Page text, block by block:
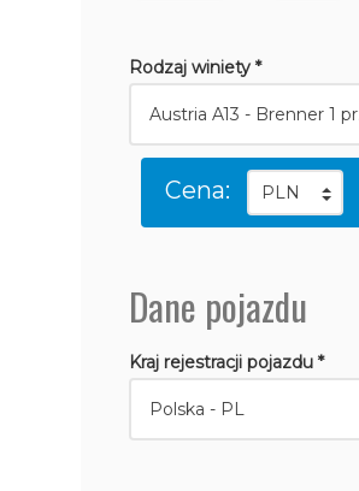
Rodzaj winiety *
Cena:
Dane pojazdu
Kraj rejestracji pojazdu *